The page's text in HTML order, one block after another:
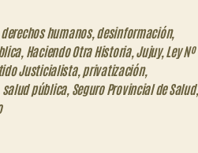
derechos humanos, desinformación,
, Haciendo Otra Historia, Jujuy, Ley Nº
Justicialista, privatización,
salud pública, Seguro Provincial de Salud,